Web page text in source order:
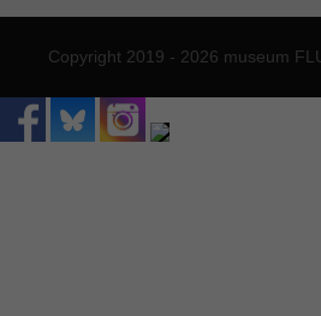
Copyright 2019 - 2026 museum